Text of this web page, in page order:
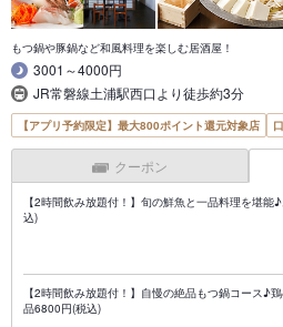
もつ鍋や豚鍋など和風料理を楽しむ居酒屋！
3001～4000円
JR常磐線土浦駅西口より徒歩約3分
【アプリ予約限定】最大800ポイント還元対象店
クーポン
【2時間飲み放題付！】旬の鮮魚と一品料理を堪
込)
【2時間飲み放題付！】自慢の絶品もつ鍋コース♪
品6800円(税込)